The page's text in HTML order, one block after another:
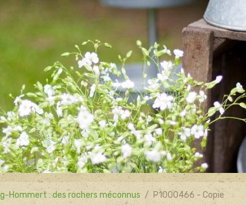
Hommert : des rochers méconnus P1000466 - Copie